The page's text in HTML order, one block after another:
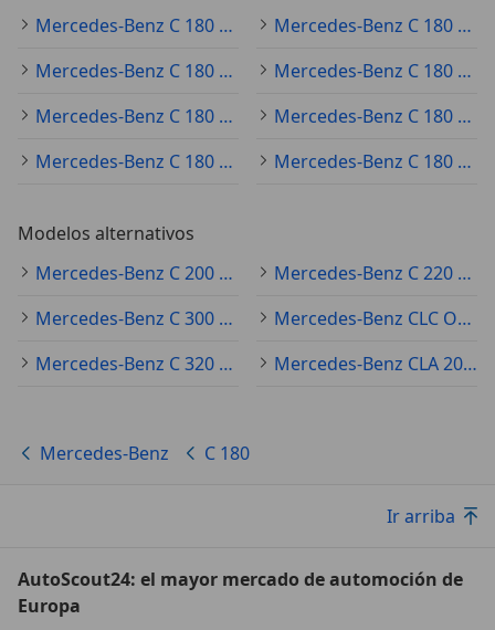
Mercedes-Benz C 180 2017
Mercedes-Benz C 180 2023
Mercedes-Benz C 180 2020
Mercedes-Benz C 180 2010
Mercedes-Benz C 180 2021
Mercedes-Benz C 180 2011
Mercedes-Benz C 180 2012
Mercedes-Benz C 180 2015
Modelos alternativos
Mercedes-Benz C 200 Ocasión
Mercedes-Benz C 220 Ocasión
Mercedes-Benz C 300 Ocasión
Mercedes-Benz CLC Ocasión
Mercedes-Benz C 320 Ocasión
Mercedes-Benz CLA 200 Ocasión
Mercedes-Benz C 180
Ir arriba
AutoScout24: el mayor mercado de automoción de
Europa